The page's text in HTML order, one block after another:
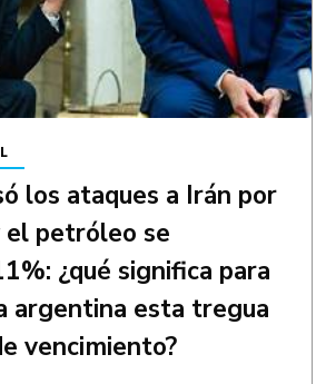
los ataques a Irán por
el petróleo se
¿qué significa para
argentina esta tregua
vencimiento?